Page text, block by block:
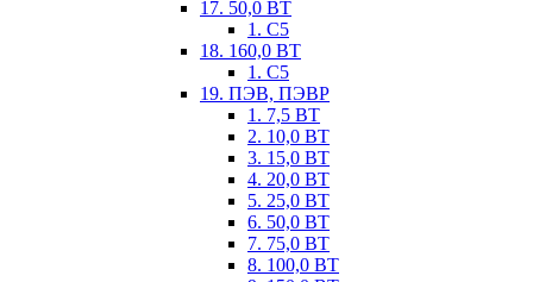
17. 50,0 ВТ
1. С5
18. 160,0 ВТ
1. С5
19. ПЭВ, ПЭВР
1. 7,5 ВТ
2. 10,0 ВТ
3. 15,0 ВТ
4. 20,0 ВТ
5. 25,0 ВТ
6. 50,0 ВТ
7. 75,0 ВТ
8. 100,0 ВТ